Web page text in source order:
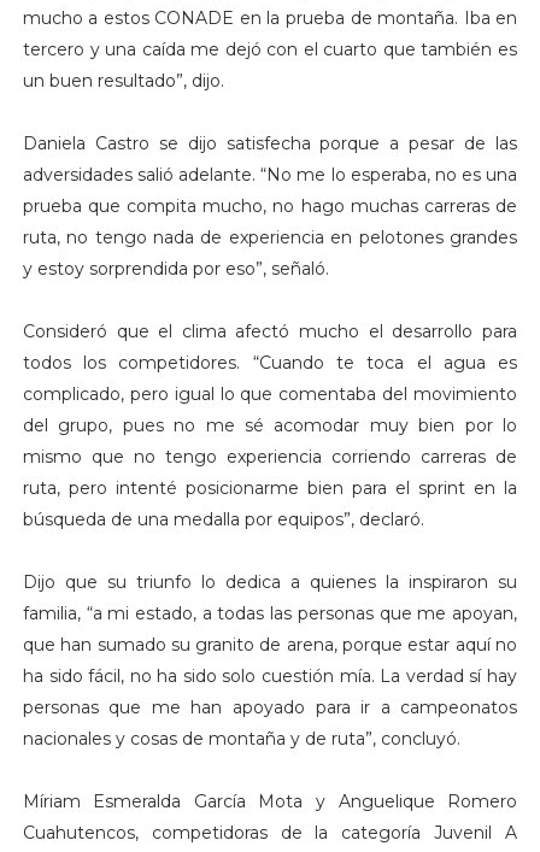
mucho a estos CONADE en la prueba de montaña. Iba en
tercero y una caída me dejó con el cuarto que también es
un buen resultado”, dijo.
Daniela Castro se dijo satisfecha porque a pesar de las
adversidades salió adelante. “No me lo esperaba, no es una
prueba que compita mucho, no hago muchas carreras de
ruta, no tengo nada de experiencia en pelotones grandes
y estoy sorprendida por eso”, señaló.
Consideró que el clima afectó mucho el desarrollo para
todos los competidores. “Cuando te toca el agua es
complicado, pero igual lo que comentaba del movimiento
del grupo, pues no me sé acomodar muy bien por lo
mismo que no tengo experiencia corriendo carreras de
ruta, pero intenté posicionarme bien para el sprint en la
búsqueda de una medalla por equipos”, declaró.
Dijo que su triunfo lo dedica a quienes la inspiraron su
familia, “a mi estado, a todas las personas que me apoyan,
que han sumado su granito de arena, porque estar aquí no
ha sido fácil, no ha sido solo cuestión mía. La verdad sí hay
personas que me han apoyado para ir a campeonatos
nacionales y cosas de montaña y de ruta”, concluyó.
Míriam Esmeralda García Mota y Anguelique Romero
Cuahutencos, competidoras de la categoría Juvenil A